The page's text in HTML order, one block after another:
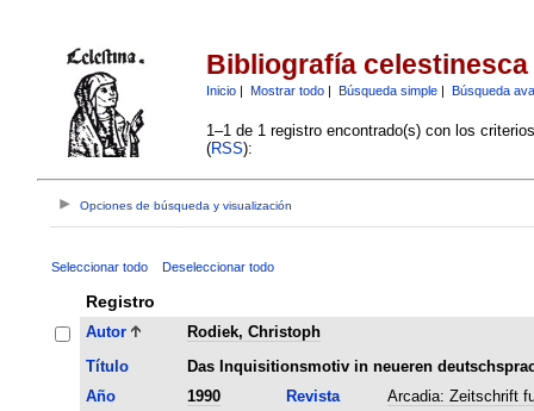
Bibliografía celestinesca
Inicio| Mostrar todo| Búsqueda simple| Búsqueda
1–1 de 1 registro encontrado(s) con los
(RSS):
Opciones de búsqueda y visualización
Seleccionar todo Deseleccionar todo
Registro
Autor
Rodiek, Christoph
Título
Das Inquisitionsmotiv in neueren
Año
1990 Revista
Arcadia: Zeitschrift